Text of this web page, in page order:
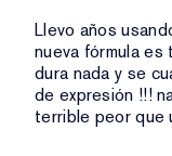
Llevo años
nueva fórmula
dura nada y se
de expresión !!!
terrible peor que